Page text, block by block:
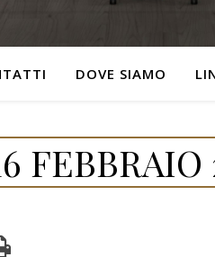
DOVE SIAMO
FEBBRAIO